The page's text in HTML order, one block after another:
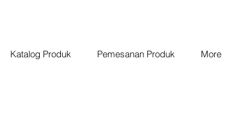
Katalog Produk Pemesanan Produk More